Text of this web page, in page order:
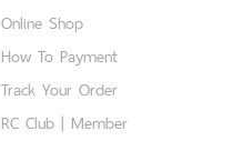
Online Shop
How To Payment
Track Your Order
RC Club | Member